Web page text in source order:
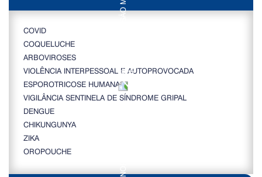
COVID
COQUELUCHE
ARBOVIROSES
VIOLÊNCIA INTERPESSOAL E AUTOPROVOCADA
ESPOROTRICOSE HUMANA
VIGILÂNCIA SENTINELA DE SÍNDROME GRIPAL
DENGUE
CHIKUNGUNYA
ZIKA
OROPOUCHE